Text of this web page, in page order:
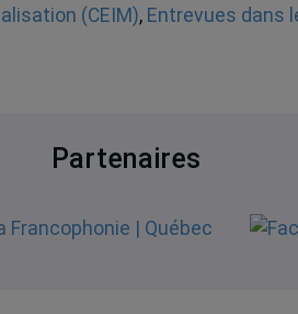
(CEIM), Entrevues dans
Partenaires